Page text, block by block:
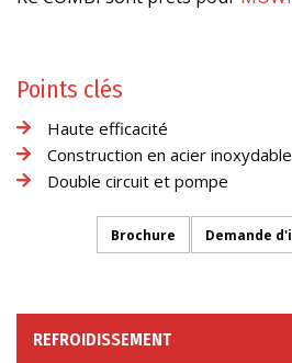
Points clés
Haute efficacité
Construction en acier
Double circuit et pompe
Brochure Demande
REFROIDISSEMENT